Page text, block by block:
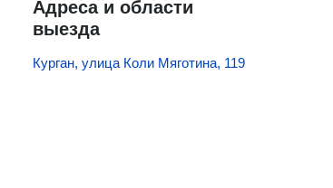
Адреса и области
выезда
Курган, улица Коли Мяготина, 119